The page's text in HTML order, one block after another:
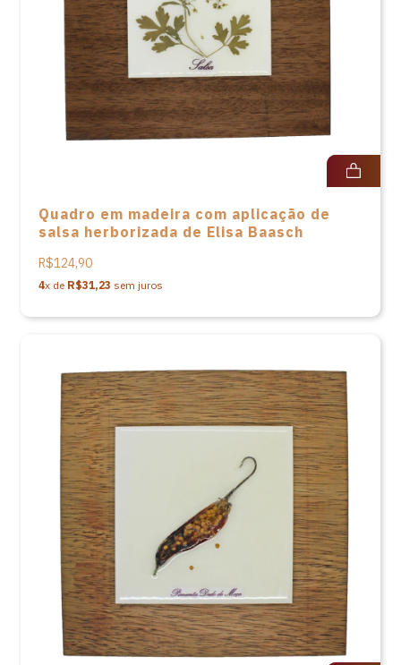
Quadro em madeira com aplicação de
salsa herborizada de Elisa Baasch
R$124,90
4x de R$31,23 sem juros